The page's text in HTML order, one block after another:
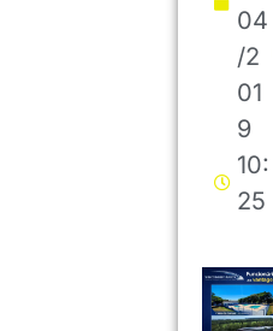
04
/2
01
9
10:
25